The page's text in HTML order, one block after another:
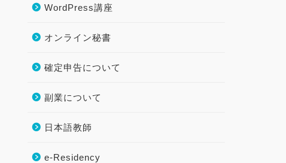
WordPress講座
オンライン秘書
確定申告について
副業について
日本語教師
e-Residency